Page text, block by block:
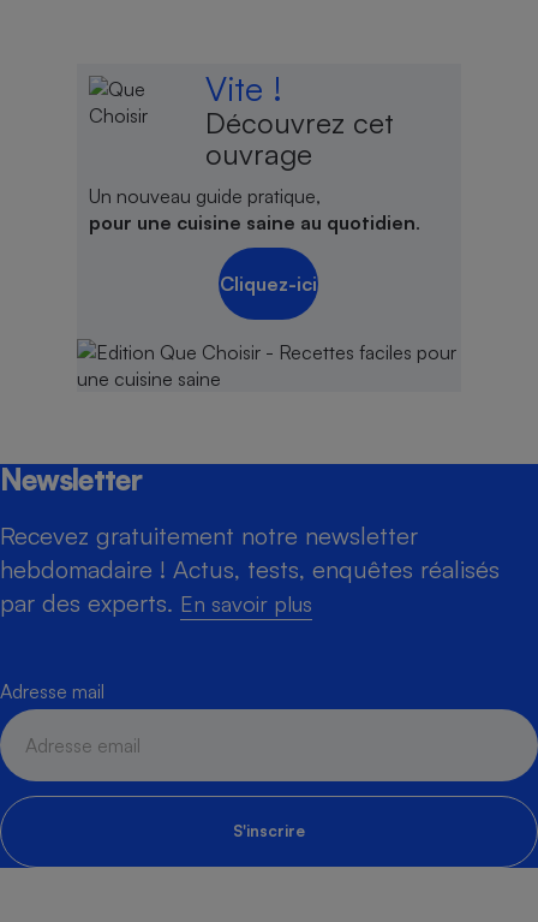
Vite !
Découvrez cet
ouvrage
Un nouveau guide pratique,
pour une cuisine saine au quotidien.
Cliquez-ici
Newsletter
Recevez gratuitement notre newsletter
hebdomadaire ! Actus, tests, enquêtes réalisés
par des experts. En savoir plus
Adresse mail
S'inscrire